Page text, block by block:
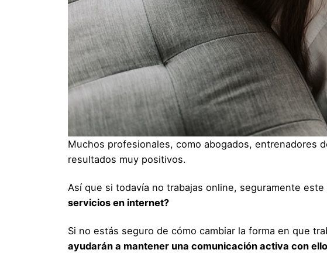
Muchos profesionales, como abogados, entrenadores
resultados muy positivos.
Así que si todavía no trabajas online, seguramente
servicios en internet?
Si no estás seguro de cómo cambiar la forma en que
ayudarán a mantener una comunicación activa con